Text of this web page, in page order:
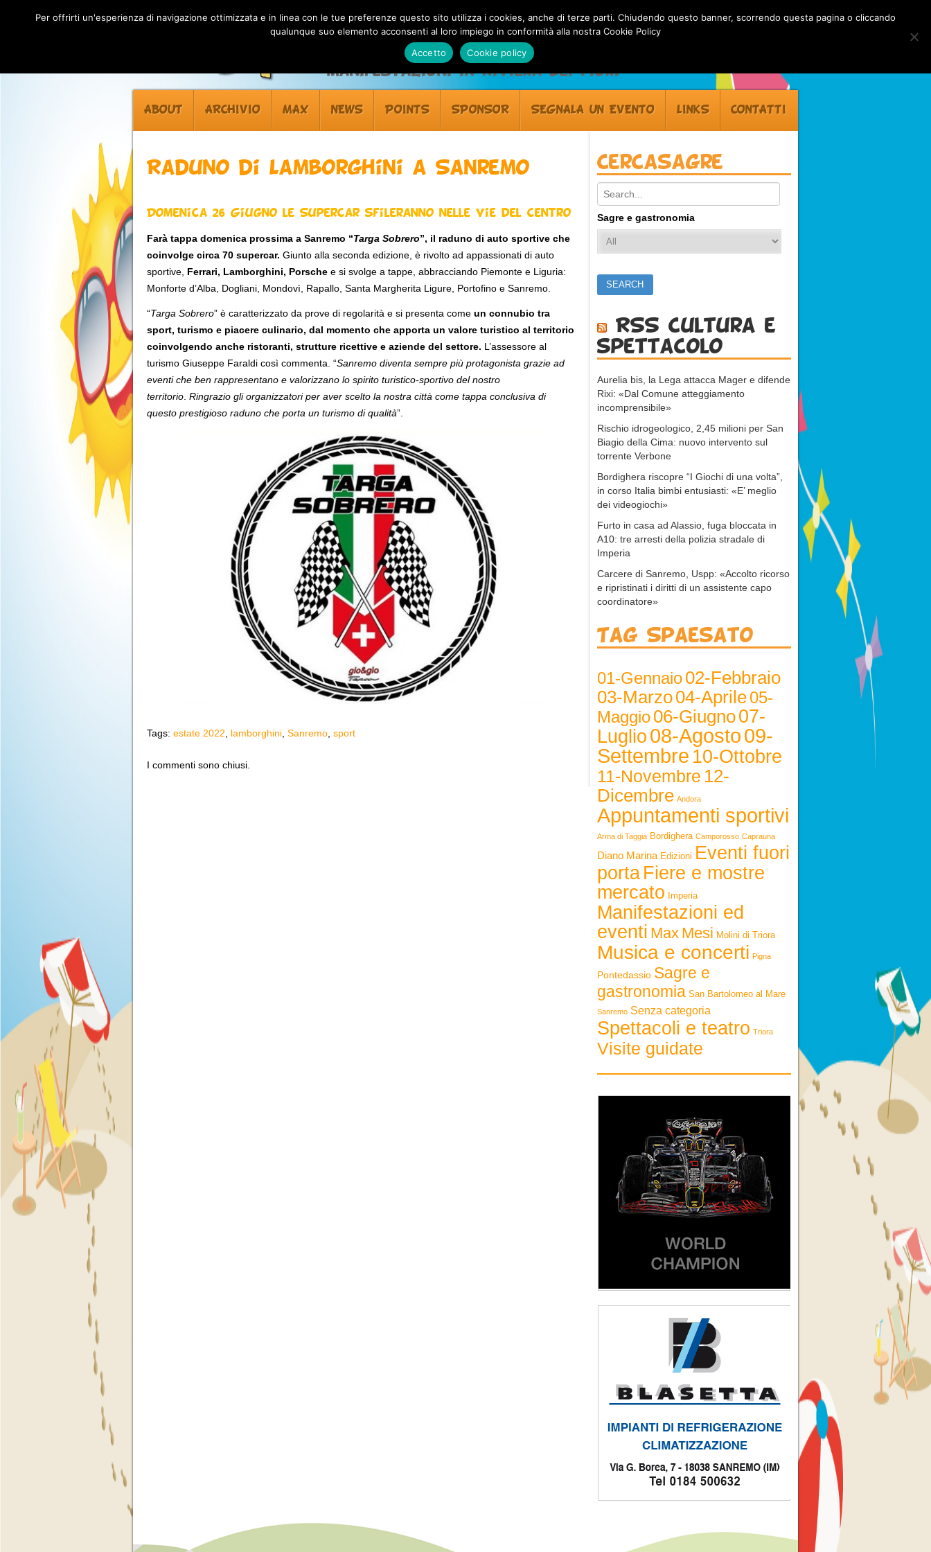
Manifestazioni in Riviera dei Fiori
ABOUT ARCHIVIO MAX NEWS POINTS SPONSOR SEGNALA UN EVENTO LINKS CONTATTI
Raduno di Lamborghini a Sanremo
Domenica 26 Giugno le Supercar sfileranno nelle vie del centro
Farà tappa domenica prossima a Sanremo “Targa Sobrero”, il raduno di auto sportive che
coinvolge circa 70 supercar. Giunto alla seconda edizione, è rivolto ad appassionati di auto
sportive, Ferrari, Lamborghini, Porsche e si svolge a tappe, abbracciando Piemonte e Liguria:
Monforte d’Alba, Dogliani, Mondovì, Rapallo, Santa Margherita Ligure, Portofino e Sanremo.
“Targa Sobrero” è caratterizzato da prove di regolarità e si presenta come un connubio tra
sport, turismo e piacere culinario, dal momento che apporta un valore turistico al territorio
coinvolgendo anche ristoranti, strutture ricettive e aziende del settore. L’assessore al
turismo Giuseppe Faraldi così commenta. “Sanremo diventa sempre più protagonista grazie ad
eventi che ben rappresentano e valorizzano lo spirito turistico-sportivo del nostro
territorio Ringrazio gli organizzatori per aver scelto la nostra città come tappa conclusiva di
questo prestigioso raduno che porta un turismo di qualità”.
Tags: estate 2022 lamborghini Sanremo sport
I commenti sono chiusi.
Cercasagre
Search:
Sagre e gastronomia
RSS cultura e
spettacolo
Aurelia bis, la Lega attacca Mager e difende
Rixi: «Dal Comune atteggiamento
incomprensibile»
Rischio idrogeologico, 2,45 milioni per San
Biagio della Cima: nuovo intervento sul
torrente Verbone
Bordighera riscopre “I Giochi di una volta”,
in corso Italia bimbi entusiasti: «E’ meglio
dei videogiochi»
Furto in casa ad Alassio, fuga bloccata in
A10: tre arresti della polizia stradale di
Imperia
Carcere di Sanremo, Uspp: «Accolto ricorso
e ripristinati i diritti di un assistente capo
coordinatore»
Tag Spaesato
01-Gennaio02-Febbraio
03-Marzo04-Aprile05-
Maggio06-Giugno07-
Luglio 08-Agosto09-
Settembre 10-Ottobre
11-Novembre 12-
Dicembre Andora
Appuntamenti sportivi
Arma di Taggia Bordighera Camporosso Caprauna
Diano Marina Edizioni Eventi fuori
porta Fiere e mostre
mercato
Imperia
Manifestazioni ed
eventi Max Mesi Molini di Triora
Musica e concerti Pigna
Pontedassio Sagre e
gastronomia San Bartolomeo al Mare
Sanremo Senza categoria
Spettacoli e teatro Triora
Visite guidate
Per offrirti un'esperienza di navigazione ottimizzata e in linea con le tue preferenze questo sito utilizza i cookies, anche di terze parti. Chiudendo questo banner, scorrendo questa pagina o cliccando
qualunque suo elemento acconsenti al loro impiego in conformità alla nostra Cookie Policy
Accetto
Cookie policy